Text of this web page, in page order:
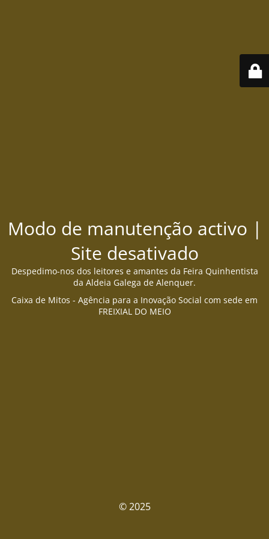
Modo de manutenção activo |
Site desativado
Despedimo-nos dos leitores e amantes da Feira Quinhentista
da Aldeia Galega de Alenquer.
Caixa de Mitos - Agência para a Inovação Social com sede em
FREIXIAL DO MEIO
© 2025